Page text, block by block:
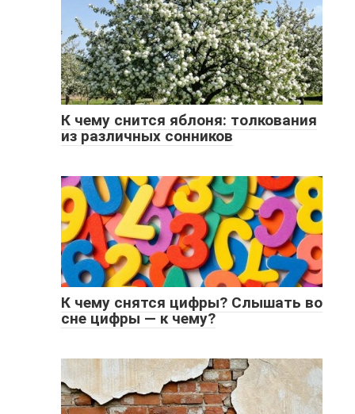
К чему снится яблоня: толкования
из различных сонников
К чему снятся цифры? Слышать во
сне цифры — к чему?